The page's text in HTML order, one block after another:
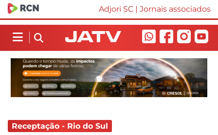
Adjori SC | Jornais associados
Receptação - Rio do Sul